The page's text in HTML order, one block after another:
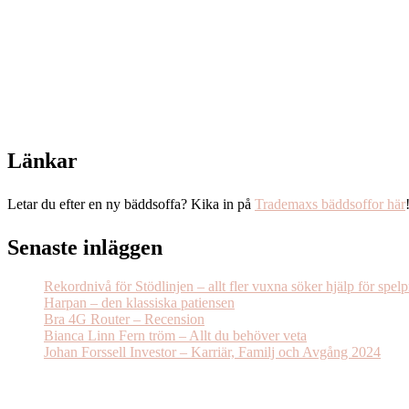
Länkar
Letar du efter en ny bäddsoffa? Kika in på Trademaxs bäddsoffor här!
Senaste inläggen
Rekordnivå för Stödlinjen – allt fler vuxna söker hjälp för
Harpan – den klassiska patiensen
Bra 4G Router – Recension
Bianca Linn Fern tröm – Allt du behöver veta
Johan Forssell Investor – Karriär, Familj och Avgång 2024